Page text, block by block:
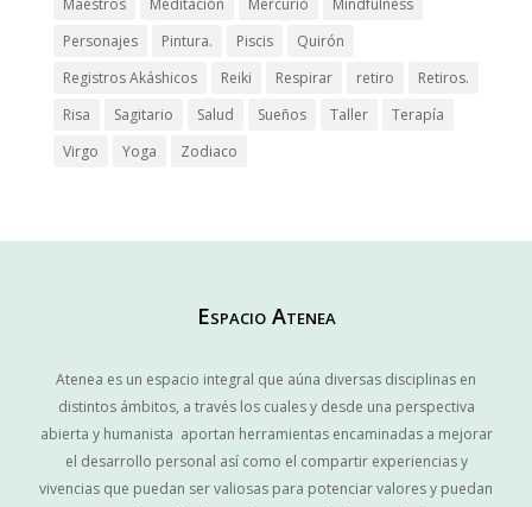
Personajes
Pintura. Piscis
Quirón
Registros Akáshicos
Reiki Respirar retiro
Retiros.
Risa
Sagitario Salud Sueños Taller
Terapía
Virgo
Yoga Zodiaco
Espacio Atenea
Atenea es un espacio integral que aúna diversas disciplinas en
distintos ámbitos, a través los cuales y desde una perspectiva
abierta y humanista aportan herramientas encaminadas a mejorar
el desarrollo personal así como el compartir experiencias y
vivencias que puedan ser valiosas para potenciar valores y puedan